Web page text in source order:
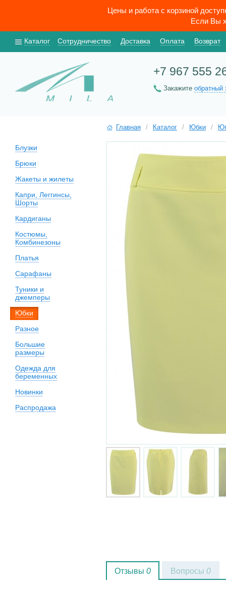
Цены и работа с корзиной
Если Вы
Каталог Сотрудничество Доставка Оплата Возврат
+7 967 555
Закажите обратный
Блузки
Брюки
Жакеты и жилеты
Капри, Леггинсы,
Шорты
Кардиганы
Костюмы,
Комбинезоны
Платья
Сарафаны
Туники и
джемперы
Юбки
Разное
Большие
размеры
Одежда для
беременных
Новинки
Распродажа
Главная / Каталог / Юбки /
Отзывы 0 Вопросы 0